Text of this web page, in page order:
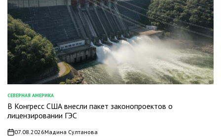
ОПУБЛИКОВАНО
В
СЕВЕРНАЯ АМЕРИКА
В Конгресс США внесли пакет законопроектов о
лицензировании ГЭС
on07.08.2026Мадина Султанова